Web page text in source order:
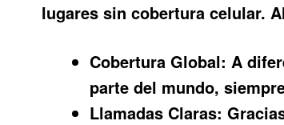
lugares sin cobertura celular.
Cobertura Global: A
parte del mundo,
Llamadas Claras: